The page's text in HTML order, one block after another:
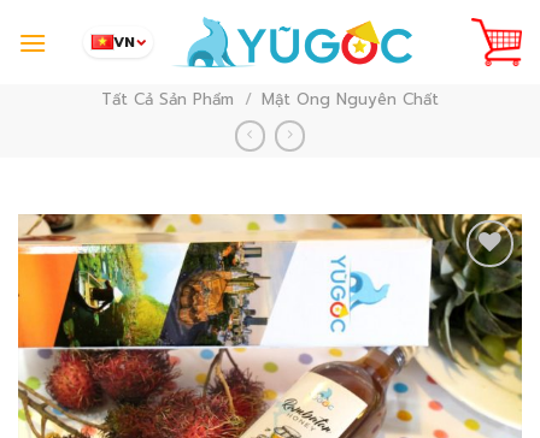
VN
Tất Cả Sản Phẩm / Mật Ong Nguyên Chất
Add to
Wishlist